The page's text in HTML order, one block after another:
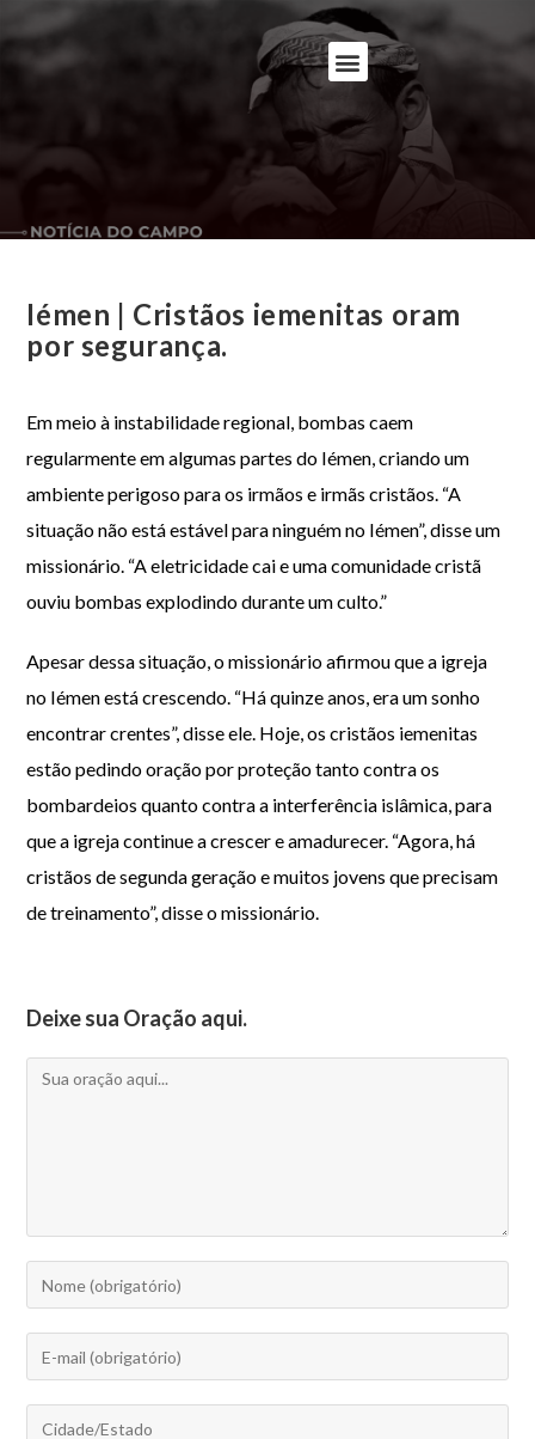
Iémen | Cristãos iemenitas oram
por segurança.
Em meio à instabilidade regional, bombas caem
regularmente em algumas partes do Iémen, criando um
ambiente perigoso para os irmãos e irmãs cristãos. “A
situação não está estável para ninguém no Iémen”, disse um
missionário. “A eletricidade cai e uma comunidade cristã
ouviu bombas explodindo durante um culto.”
Apesar dessa situação, o missionário afirmou que a igreja
no Iémen está crescendo. “Há quinze anos, era um sonho
encontrar crentes”, disse ele. Hoje, os cristãos iemenitas
estão pedindo oração por proteção tanto contra os
bombardeios quanto contra a interferência islâmica, para
que a igreja continue a crescer e amadurecer. “Agora, há
cristãos de segunda geração e muitos jovens que precisam
de treinamento”, disse o missionário.
Deixe sua Oração aqui.